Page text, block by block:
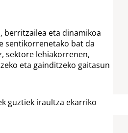
berritzailea eta dinamikoa
sentikorrenetako bat da
sektore lehiakorrenen,
eta gainditzeko gaitasun
guztiek iraultza ekarriko